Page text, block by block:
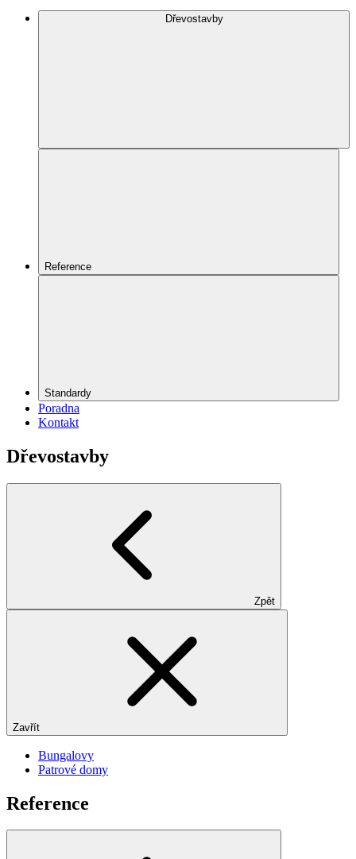
Dřevostavby
Reference
Standardy
Poradna
Kontakt
Dřevostavby
Zpět
Zavřít
Bungalovy
Patrové domy
Reference